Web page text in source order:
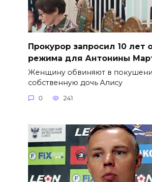
​Прокурор запросил 10 лет
режима для Антонины
Женщину обвиняют в
собственную дочь Алису
0 241